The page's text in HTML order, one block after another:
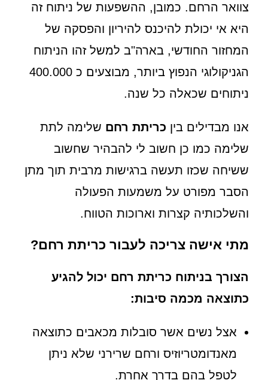
צוואר הרחם. כמובן, ההשפעות של ניתוח זה
היא אי יכולת להיכנס להיריון והפסקה של
המחזור החודשי, בארה"ב למשל זהו הניתוח
הגניקולוגי הנפוץ ביותר, מבוצעים כ 400.000
ניתוחים שכאלה כל שנה.
אנו מבדילים בין כריתת רחם שלימה לתת
שלימה כמו כן חשוב לי להבהיר שחשוב
ששיחה שכזו תעשה ברגישות מרבית תוך מתן
הסבר מפורט על משמעות הפעולה
והשלכותיה קצרות וארוכות הטווח.
מתי אישה צריכה לעבור כריתת רחם?
הצורך בניתוח כריתת רחם יכול להגיע
כתוצאה מכמה סיבות:
אצל נשים אשר סובלות מכאבים כתוצאה
מאנדומטריוזיס ורחם שרירני שלא ניתן
לטפל בהם בדרך אחרת.